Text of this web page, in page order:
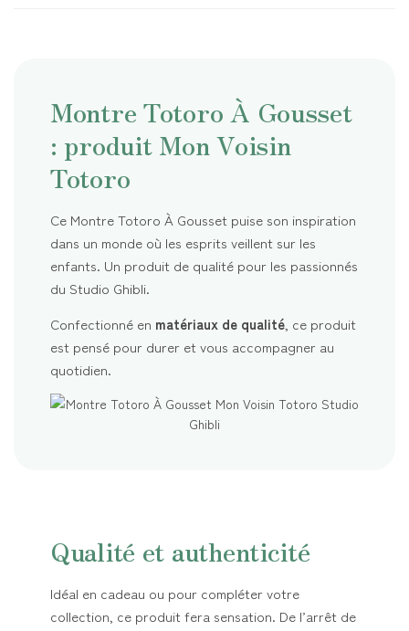
Montre Totoro À Gousset
: produit Mon Voisin
Totoro
Ce Montre Totoro À Gousset puise son inspiration
dans un monde où les esprits veillent sur les
enfants. Un produit de qualité pour les passionnés
du Studio Ghibli.
Confectionné en matériaux de qualité, ce produit
est pensé pour durer et vous accompagner au
quotidien.
Qualité et authenticité
Idéal en cadeau ou pour compléter votre
collection, ce produit fera sensation. De l’arrêt de